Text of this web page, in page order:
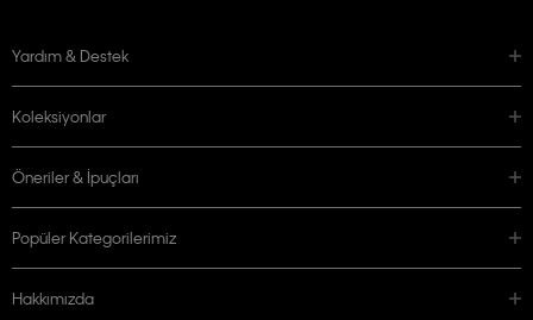
Yardım & Destek
Koleksiyonlar
Öneriler & İpuçları
Popüler Kategorilerimiz
Hakkımızda